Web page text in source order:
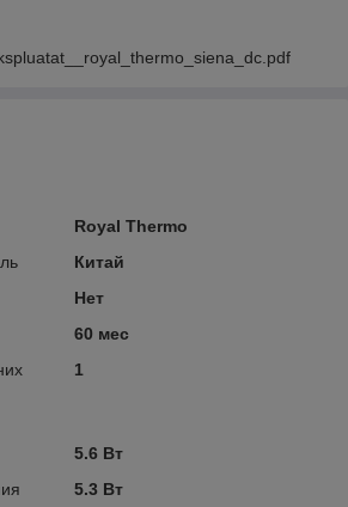
Royal Thermo
Китай
Нет
60 мес
1
5.6 Вт
5.3 Вт